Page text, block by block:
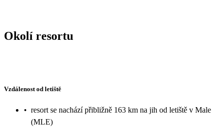
Okolí resortu
Vzdálenost od letiště
• resort se nachází přibližně 163 km na jih od letiště v Male
(MLE)